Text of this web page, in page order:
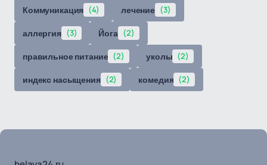
Коммуникация (4) лечение (3)
аллергия (3) Йога (2)
правильное питание (2) уколы (2)
индекс насыщения (2) комедия (2)